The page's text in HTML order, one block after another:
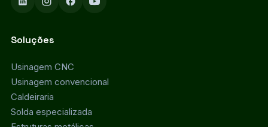
Soluções
Usinagem CNC
Usinagem convencional
Caldeiraria
Solda especializada